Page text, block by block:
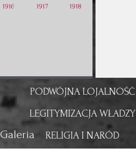
1918
1917
1916
PODWÓJNA LOJALNOŚĆ
LEGITYMIZACJA WŁADZY
RELIGIA I NARÓD
Galeria